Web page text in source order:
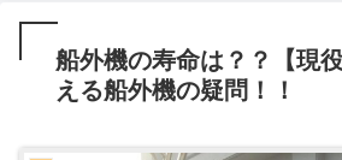
船外機の寿命は？？【現
える船外機の疑問！！